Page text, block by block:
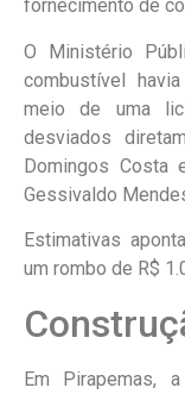
fornecimento de
O Ministério
combustível
meio de uma
desviados
Domingos Costa
Gessivaldo
Estimativas
um rombo de R$
Em